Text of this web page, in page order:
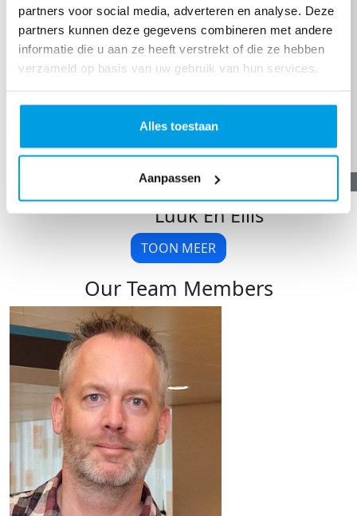
partners voor social media, adverteren en analyse. Deze
partners kunnen deze gegevens combineren met andere
informatie die u aan ze heeft verstrekt of die ze hebben
verzameld op basis van uw gebruik van hun services.
Alles toestaan
Aanpassen
Luuk En Ellis
TOON MEER
Our Team Members